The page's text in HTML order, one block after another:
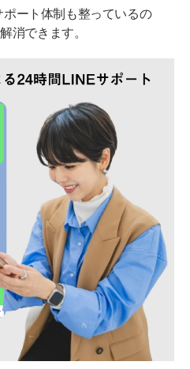
ート体制も整っているの
消できます。